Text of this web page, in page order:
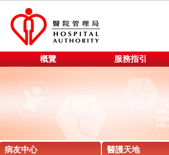
概覽 服務指引
病友中心 醫護天地